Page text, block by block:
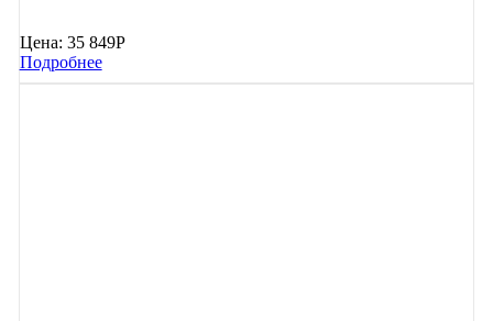
Цена: 35 849Р
Подробнее